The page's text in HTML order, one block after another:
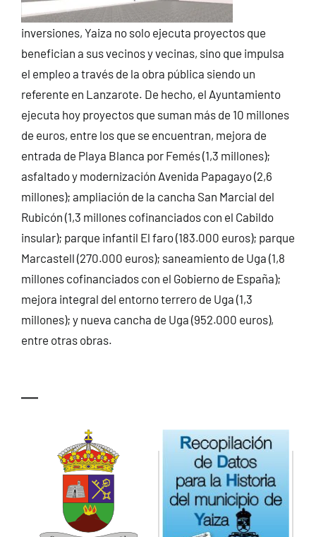
inversiones, Yaiza no solo ejecuta proyectos que
benefician a sus vecinos y vecinas, sino que impulsa
el empleo a través de la obra pública siendo un
referente en Lanzarote. De hecho, el Ayuntamiento
ejecuta hoy proyectos que suman más de 10 millones
de euros, entre los que se encuentran, mejora de
entrada de Playa Blanca por Femés (1,3 millones);
asfaltado y modernización Avenida Papagayo (2,6
millones); ampliación de la cancha San Marcial del
Rubicón (1,3 millones cofinanciados con el Cabildo
insular); parque infantil El faro (183.000 euros); parque
Marcastell (270.000 euros); saneamiento de Uga (1,8
millones cofinanciados con el Gobierno de España);
mejora integral del entorno terrero de Uga (1,3
millones); y nueva cancha de Uga (952.000 euros),
entre otras obras.
—